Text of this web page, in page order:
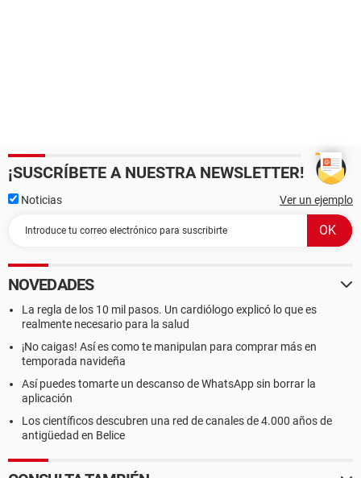
¡SUSCRÍBETE A NUESTRA NEWSLETTER!
Noticias Ver un ejemplo
NOVEDADES
La regla de los 10 mil pasos. Un cardiólogo explicó lo que es
realmente necesario para la salud
¡No caigas! Así es como te manipulan para comprar más en
temporada navideña
Así puedes tomarte un descanso de WhatsApp sin borrar la
aplicación
Los científicos descubren una red de canales de 4.000 años de
antigüedad en Belice